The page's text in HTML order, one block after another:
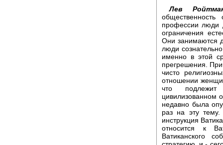
Лев
профессии люди
ограничения
Они занимаются
люди
именно в этой
прегрешения.
чисто
отношении
что
цивилизованном
недавно была
раз на эту
инструкция
относится к
Ватиканского